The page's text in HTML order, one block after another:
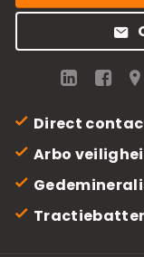
Direct
Arbo